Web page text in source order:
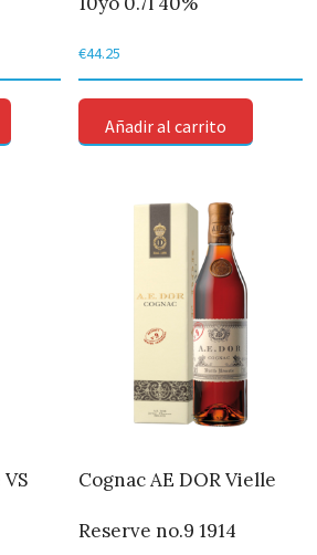
€44.25
Añadir al carrito
Cognac AE DOR Vielle
Reserve no.9 1914